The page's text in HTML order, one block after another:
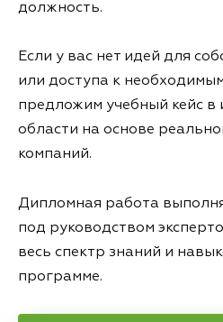
должность.
Если у вас нет идей для
или доступа к
предложим учебный кейс в
области на основе
компаний.
Дипломная работа
под руководством
весь спектр знаний и
программе.